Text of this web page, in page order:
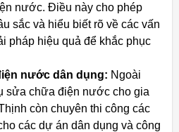
nước. Điều này cho phép
sắc và hiểu biết rõ về các vấn
pháp hiệu quả để khắc phục
nước dân dụng: Ngoài
sửa chữa điện nước cho gia
còn chuyên thi công các
các dự án dân dụng và công